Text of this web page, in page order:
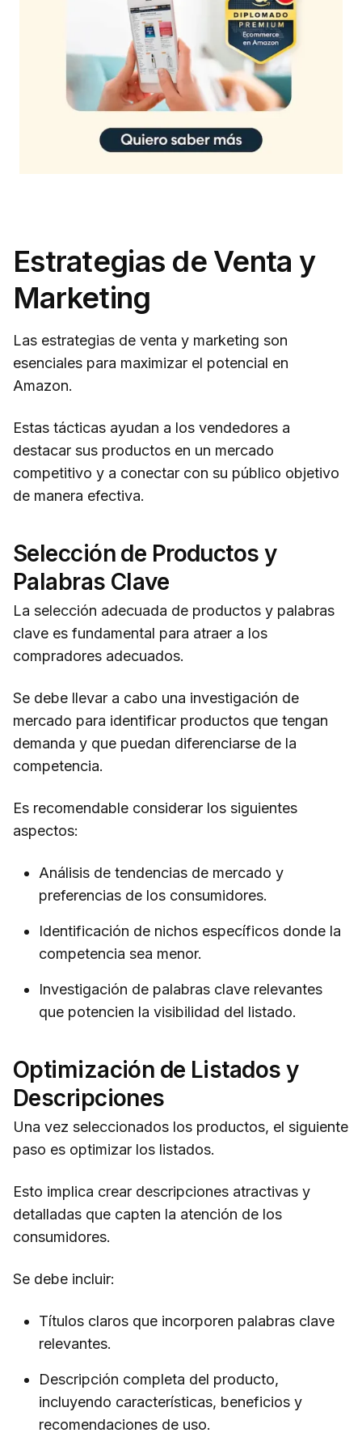
Estrategias de Venta y
Marketing
Las estrategias de venta y marketing son
esenciales para maximizar el potencial en
Amazon.
Estas tácticas ayudan a los vendedores a
destacar sus productos en un mercado
competitivo y a conectar con su público objetivo
de manera efectiva.
Selección de Productos y
Palabras Clave
La selección adecuada de productos y palabras
clave es fundamental para atraer a los
compradores adecuados.
Se debe llevar a cabo una investigación de
mercado para identificar productos que tengan
demanda y que puedan diferenciarse de la
competencia.
Es recomendable considerar los siguientes
aspectos:
Análisis de tendencias de mercado y
preferencias de los consumidores.
Identificación de nichos específicos donde la
competencia sea menor.
Investigación de palabras clave relevantes
que potencien la visibilidad del listado.
Optimización de Listados y
Descripciones
Una vez seleccionados los productos, el siguiente
paso es optimizar los listados.
Esto implica crear descripciones atractivas y
detalladas que capten la atención de los
consumidores.
Se debe incluir:
Títulos claros que incorporen palabras clave
relevantes.
Descripción completa del producto,
incluyendo características, beneficios y
recomendaciones de uso.